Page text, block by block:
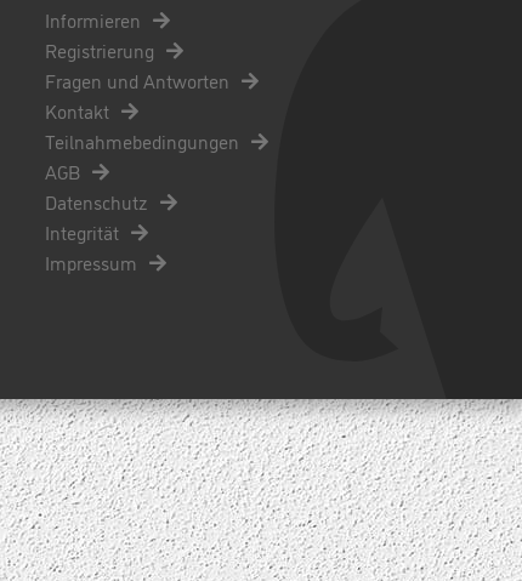
Informieren
Registrierung
Fragen und Antworten
Kontakt
Teilnahmebedingungen
AGB
Datenschutz
Integrität
Impressum